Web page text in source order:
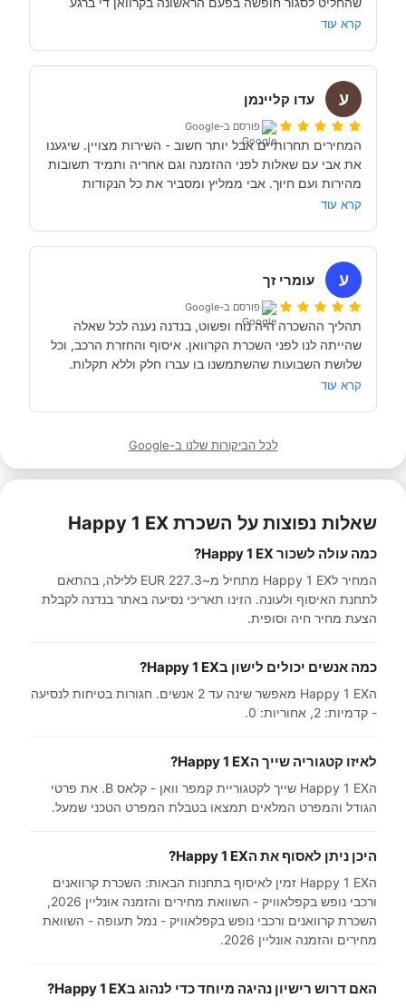
היה זמין לכל שאלה, לפני ובמהלך השהות שלנו (וכמעט ולא
השכרנו את הקרוואן בדורטמונד, בגרמניה- קיבלנו את האוטו
תודה אבי!
קרא עוד
ע עדו קליינמן
פורסם ב-Google
קרא עוד
ע עומרי זך
פורסם ב-Google
מאוד מומלץ לכל מי שרוצה לעשות חופשה בקרוואן.
קרא עוד
לכל הביקורות שלנו ב-Google
שאלות נפוצות על השכרת Happy 1 EX
כמה עולה לשכור Happy 1 EX?
המחיר לHappy 1 EX מתחיל מ~227.3 EUR ללילה, בהתאם
לתחנת האיסוף ולעונה. הזינו תאריכי נסיעה באתר בנדנה לקבלת
הצעת מחיר חיה וסופית.
כמה אנשים יכולים לישון בHappy 1 EX?
הHappy 1 EX מאפשר שינה עד 2 אנשים. חגורות בטיחות לנסיעה
- קדמיות: 2, אחוריות: 0.
לאיזו קטגוריה שייך הHappy 1 EX?
הHappy 1 EX שייך לקטגוריית קמפר וואן - קלאס B. את פרטי
הגודל והמפרט המלאים תמצאו בטבלת המפרט הטכני שמעל.
היכן ניתן לאסוף את הHappy 1 EX?
הHappy 1 EX זמין לאיסוף בתחנות הבאות: השכרת קרוואנים
ורכבי נופש בקפלאוויק - השוואת מחירים והזמנה אונליין 2026,
השכרת קרוואנים ורכבי נופש בקפלאוויק - נמל תעופה - השוואת
מחירים והזמנה אונליין 2026.
האם דרוש רישיון נהיגה מיוחד כדי לנהוג בHappy 1 EX?